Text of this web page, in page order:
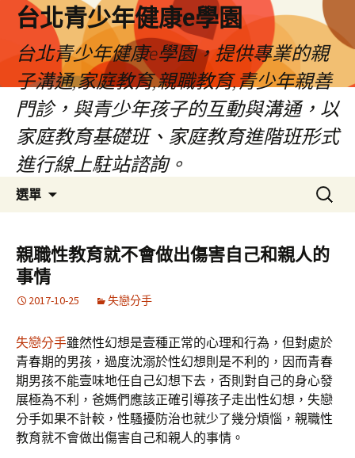
台北青少年健康e學園
台北青少年健康e學園，提供專業的親
子溝通,家庭教育,親職教育,青少年親善
門診，與青少年孩子的互動與溝通，以
家庭教育基礎班、家庭教育進階班形式
進行線上駐站諮詢。
選單
容
搜
尋
鍵
字:
親職性教育就不會做出傷害自己和親人的
事情
2017-10-25 失戀分手
失戀分手雖然性幻想是壹種正常的心理和行為，但對處於
青春期的男孩，過度沈溺於性幻想則是不利的，因而青春
期男孩不能壹味地任自己幻想下去，否則對自己的身心發
展極為不利，爸媽們應該正確引導孩子走出性幻想，失戀
分手如果不計較，性騷擾防治也就少了幾分煩惱，親職性
教育就不會做出傷害自己和親人的事情。